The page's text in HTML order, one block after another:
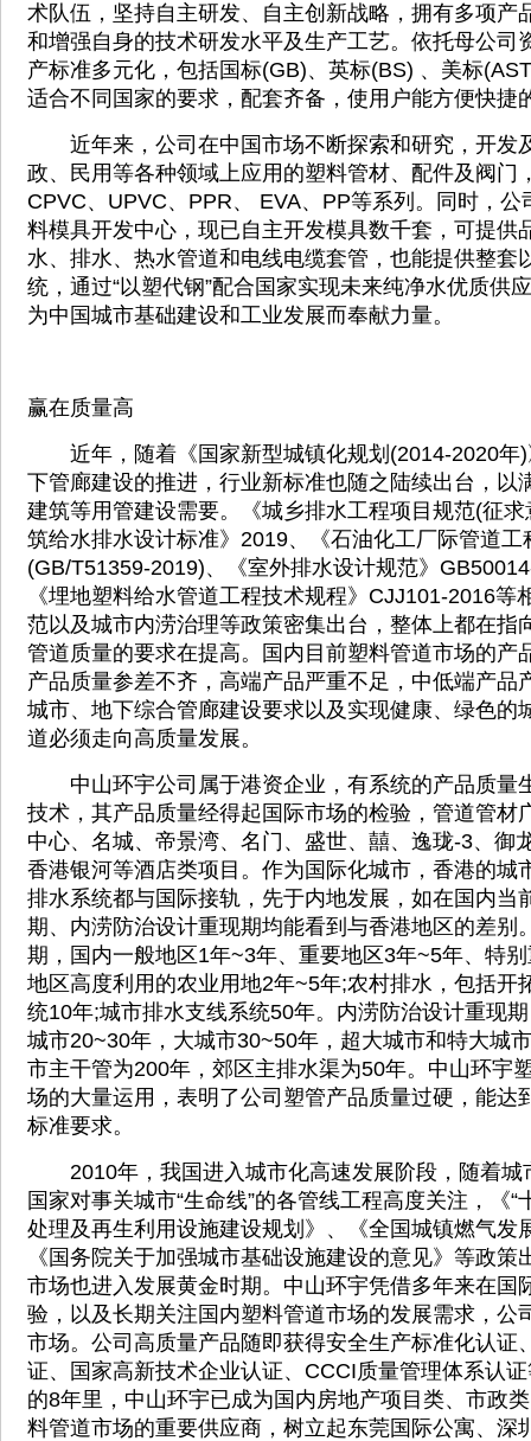
术队伍，坚持自主研发、自主创新战略，拥有多项产
和增强自身的技术研发水平及生产工艺。依托母公司
产标准多元化，包括国标(GB)、英标(BS) 、美标
适合不同国家的要求，配套齐备，使用户能方便快捷
近年来，公司在中国市场不断探索和研究，开发
政、民用等各种领域上应用的塑料管材、配件及阀门
CPVC、UPVC、PPR、 EVA、PP等系列。同时，
料模具开发中心，现已自主开发模具数千套，可提供
水、排水、热水管道和电线电缆套管，也能提供整套
统，通过“以塑代钢”配合国家实现未来纯净水优质供
为中国城市基础建设和工业发展而奉献力量。
赢在质量高
近年，随着《国家新型城镇化规划(2014-2020年)
下管廊建设的推进，行业新标准也随之陆续出台，以
建筑等用管建设需要。《城乡排水工程项目规范(征
筑给水排水设计标准》2019、《石油化工厂际管道工
(GB/T51359-2019)、《室外排水设计规范》
《埋地塑料给水管道工程技术规程》CJJ101-2016等
范以及城市内涝治理等政策密集出台，整体上都在指
管道质量的要求在提高。国内目前塑料管道市场的产
产品质量参差不齐，高端产品严重不足，中低端产品
城市、地下综合管廊建设要求以及实现健康、绿色的
道必须走向高质量发展。
中山环宇公司属于港资企业，有系统的产品质量
技术，其产品质量经得起国际市场的检验，管道管材
中心、名城、帝景湾、名门、盛世、囍、逸珑-3、御
香港银河等酒店类项目。作为国际化城市，香港的城
排水系统都与国际接轨，先于内地发展，如在国内当
期、内涝防治设计重现期均能看到与香港地区的差别
期，国内一般地区1年~3年、重要地区3年~5年、特
地区高度利用的农业用地2年~5年;农村排水，包括开
统10年;城市排水支线系统50年。内涝防治设计重现
城市20~30年，大城市30~50年，超大城市和特大城
市主干管为200年，郊区主排水渠为50年。中山环宇
场的大量运用，表明了公司塑管产品质量过硬，能达
标准要求。
2010年，我国进入城市化高速发展阶段，随着城
国家对事关城市“生命线”的各管线工程高度关注，《“
处理及再生利用设施建设规划》、《全国城镇燃气发
《国务院关于加强城市基础设施建设的意见》等政策
市场也进入发展黄金时期。中山环宇凭借多年来在国
验，以及长期关注国内塑料管道市场的发展需求，公
市场。公司高质量产品随即获得安全生产标准化认证
证、国家高新技术企业认证、CCCI质量管理体系认
的8年里，中山环宇已成为国内房地产项目类、市政
料管道市场的重要供应商，树立起东莞国际公寓、深